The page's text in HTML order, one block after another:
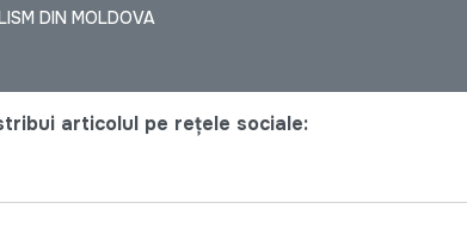
DIN MOLDOVA
articolul pe rețele sociale:
- O NOUĂ PLATFORMĂ LANSATĂ DE CPR MOLDOVA